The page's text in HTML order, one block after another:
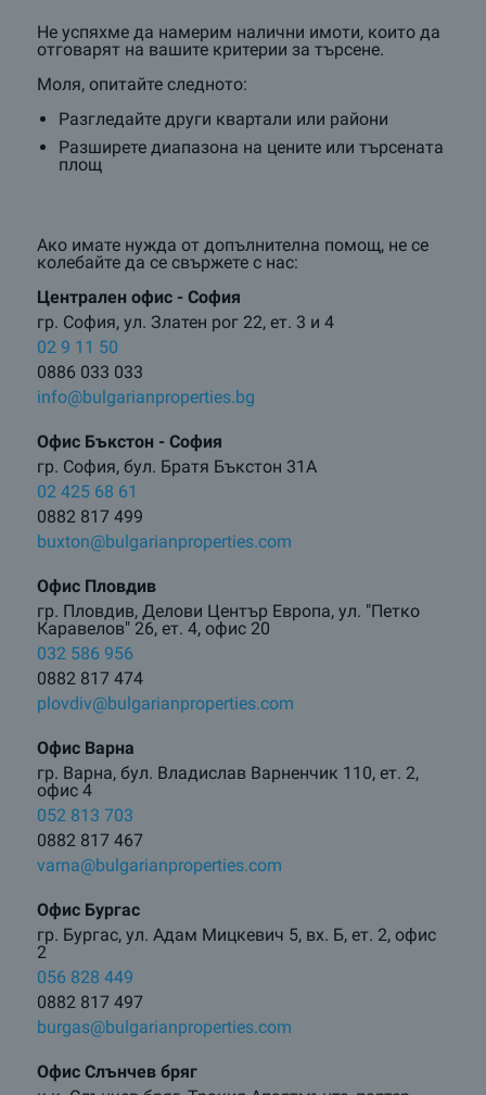
Не успяхме да намерим налични имоти, които да
отговарят на вашите критерии за търсене.
Моля, опитайте следното:
Разгледайте други квартали или райони
Разширете диапазона на цените или търсената
площ
Ако имате нужда от допълнителна помощ, не се
колебайте да се свържете с нас:
Централен oфис - София
гр. София, ул. Златен рог 22, ет. 3 и 4
02 9 11 50
0886 033 033
info@bulgarianproperties.bg
Офис Бъкстон - София
гр. София, бул. Братя Бъкстон 31А
02 425 68 61
0882 817 499
buxton@bulgarianproperties.com
Офис Пловдив
гр. Пловдив, Делови Център Европа, ул. "Петко
Каравелов" 26, ет. 4, офис 20
032 586 956
0882 817 474
plovdiv@bulgarianproperties.com
Офис Варна
гр. Варна, бул. Владислав Варненчик 110, ет. 2,
офис 4
052 813 703
0882 817 467
varna@bulgarianproperties.com
Офис Бургас
гр. Бургас, ул. Адам Мицкевич 5, вх. Б, ет. 2, офис
2
056 828 449
0882 817 497
burgas@bulgarianproperties.com
Офис Слънчев бряг